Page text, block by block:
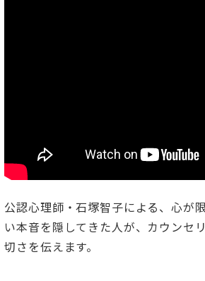
公認心理師・石塚智子による、心が
い本音を隠してきた人が、カウンセ
切さを伝えます。